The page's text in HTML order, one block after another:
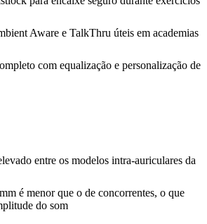
Aware e TalkThru úteis em academias
com equalização e personalização de
entre os modelos intra-auriculares da
é menor que o de concorrentes, o que
do som